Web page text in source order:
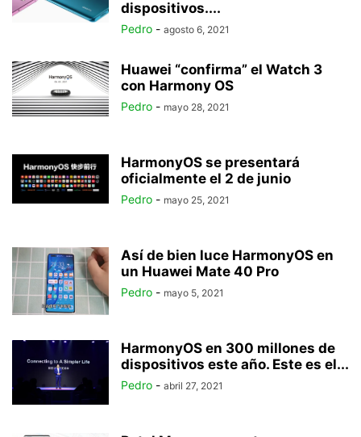
dispositivos....
Pedro - agosto 6, 2021
Huawei “confirma” el Watch 3
con Harmony OS
Pedro - mayo 28, 2021
HarmonyOS se presentará
oficialmente el 2 de junio
Pedro - mayo 25, 2021
Así de bien luce HarmonyOS en
un Huawei Mate 40 Pro
Pedro - mayo 5, 2021
HarmonyOS en 300 millones de
dispositivos este año. Este es el...
Pedro - abril 27, 2021